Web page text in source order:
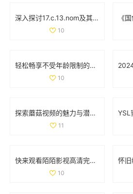
深入探讨17.c.13.nom及其在相关领域的重要性与应用
10
轻松畅享不受年龄限制的精彩国外电视剧和电影大合集
10
探索蘑菇视频的魅力与潜力，重新定义短视频分享平台的未来
11
快来观看陌陌影视高清完整版，让您尽享精彩影片体验
10